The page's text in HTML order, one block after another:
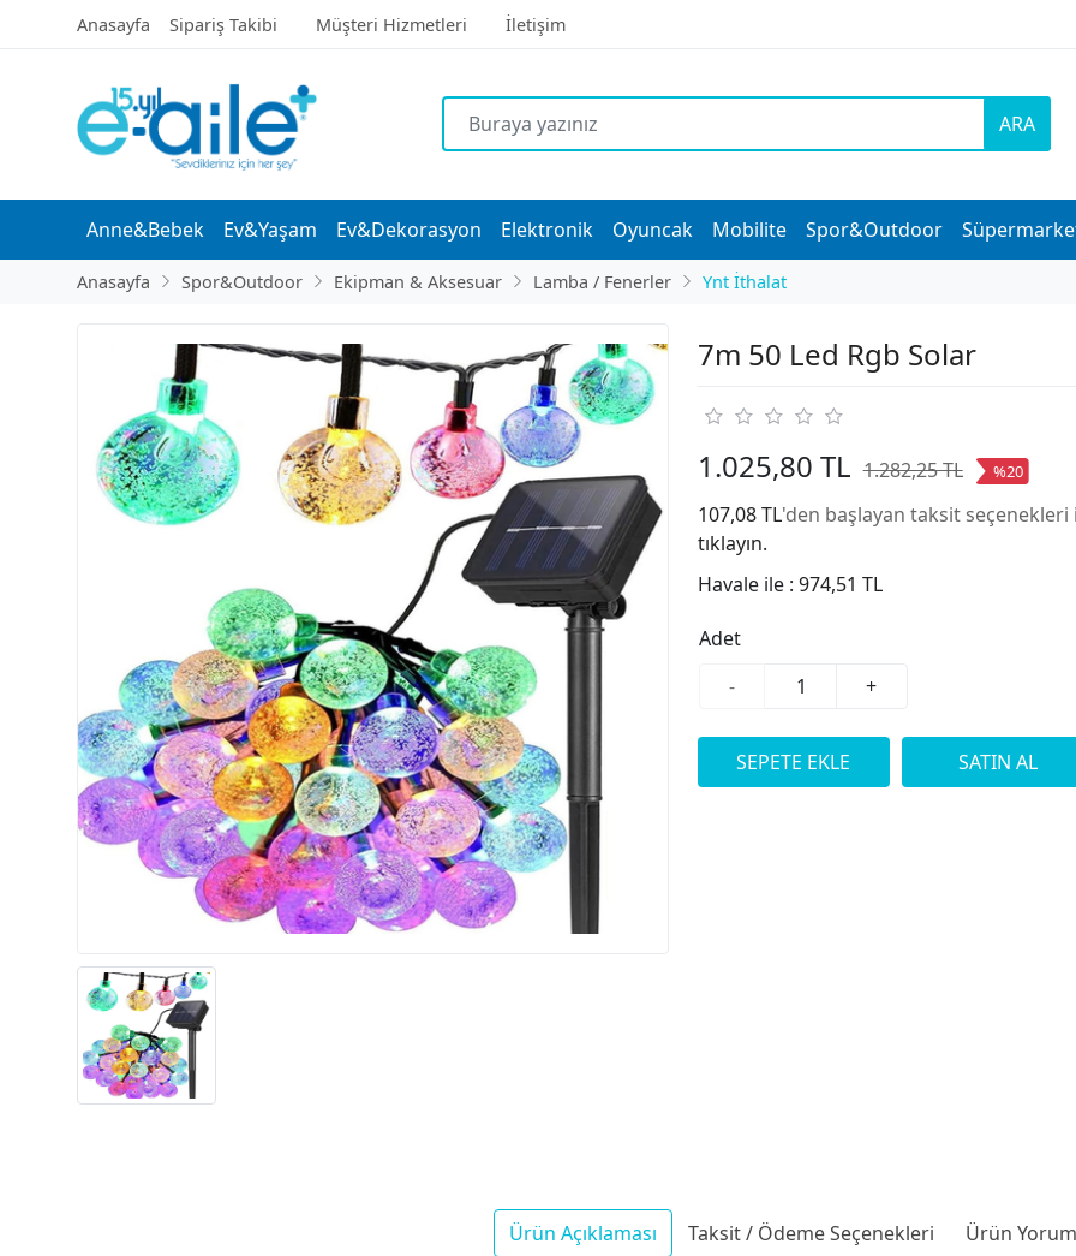
Anasayfa Sipariş Takibi Müşteri Hizmetleri İletişim
ARA
Anne&Bebek Ev&Yaşam Ev&Dekorasyon Elektronik Oyuncak Mobilite Spor&Outdoor
Anasayfa Spor&Outdoor Ekipman & Aksesuar Lamba / Fenerler Ynt İthalat
7m 50 Led Rgb Solar
1.025,80 TL 1.282,25 TL %20
107,08 TL'den başlayan taksit seçenekleri
tıklayın.
Havale ile : 974,51 TL
Adet
-
+
Ürün Açıklaması Taksit / Ödeme Seçenekleri Ürün